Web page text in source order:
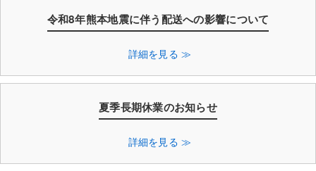
令和8年熊本地震に伴う配送への影響について
詳細を見る ≫
夏季長期休業のお知らせ
詳細を見る ≫